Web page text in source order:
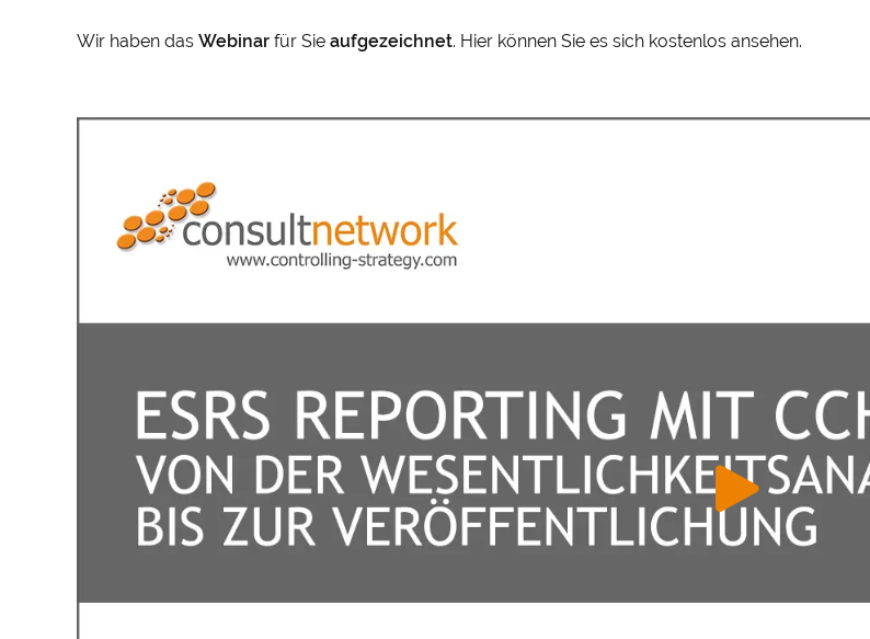
Wir haben das Webinar für Sie aufgezeichnet. Hier können Sie es sich kostenlos ansehen.